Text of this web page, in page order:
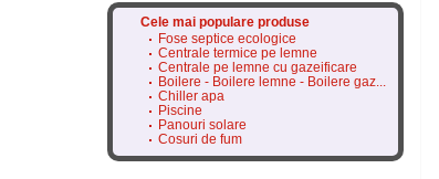
Cele mai populare produse
Fose septice ecologice
Centrale termice pe lemne
Centrale pe lemne cu gazeificare
Boilere - Boilere lemne - Boilere gaz...
Chiller apa
Piscine
Panouri solare
Cosuri de fum